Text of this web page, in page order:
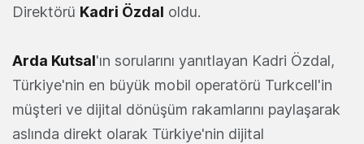
Direktörü Kadri Özdal oldu.
Arda Kutsal'ın sorularını yanıtlayan Kadri Özdal,
Türkiye'nin en büyük mobil operatörü Turkcell'in
müşteri ve dijital dönüşüm rakamlarını paylaşarak
aslında direkt olarak Türkiye'nin dijital